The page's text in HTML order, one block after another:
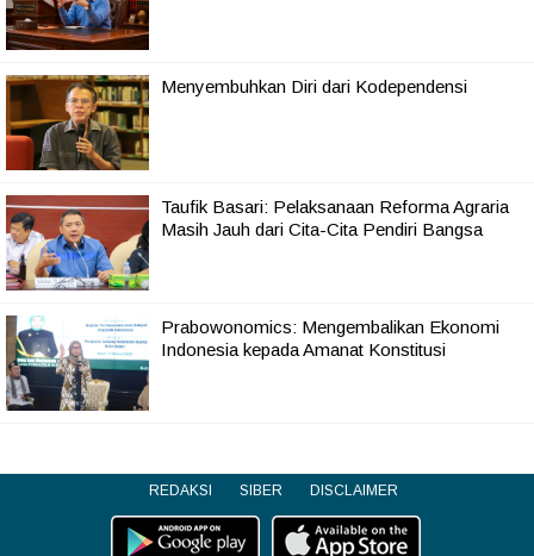
Menyembuhkan Diri dari Kodependensi
Taufik Basari: Pelaksanaan Reforma Agraria
Masih Jauh dari Cita-Cita Pendiri Bangsa
Prabowonomics: Mengembalikan Ekonomi
Indonesia kepada Amanat Konstitusi
REDAKSI SIBER DISCLAIMER